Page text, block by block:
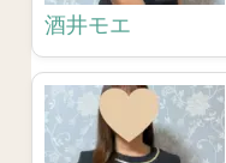
酒井モエ